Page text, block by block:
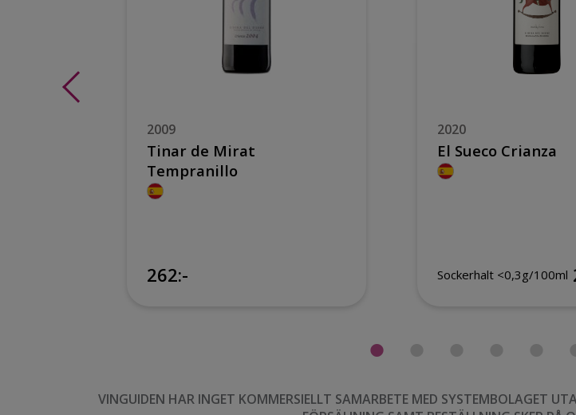
2009
Tinar de Mirat
Tempranillo
262:-
2020
El Sueco Crianza
Sockerhalt <0,3g/100ml
VINGUIDEN HAR INGET KOMMERSIELLT SAMARBETE MED SYSTEMBOLAGET